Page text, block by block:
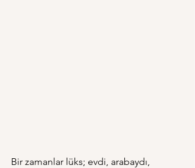
Bir zamanlar lüks; evdi, arabaydı,